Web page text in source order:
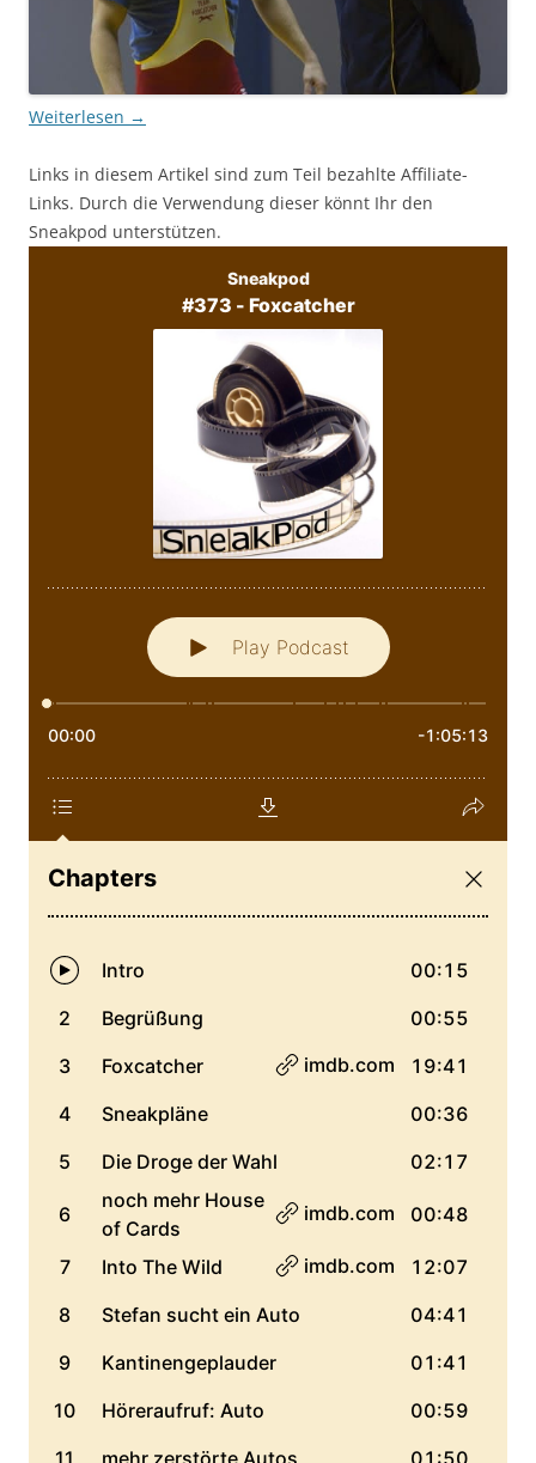
Weiterlesen →
Links in diesem Artikel sind zum Teil bezahlte Affiliate-
Links. Durch die Verwendung dieser könnt Ihr den
Sneakpod unterstützen.